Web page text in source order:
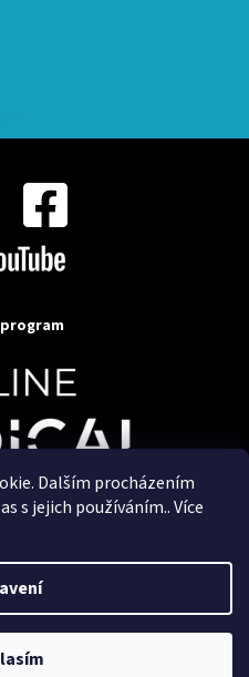
Dalším procházením
s jejich používáním.. Více
. Všechna práva